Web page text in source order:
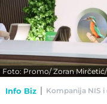
Foto: Promo/ Zoran
Info Biz Kompanija NIS